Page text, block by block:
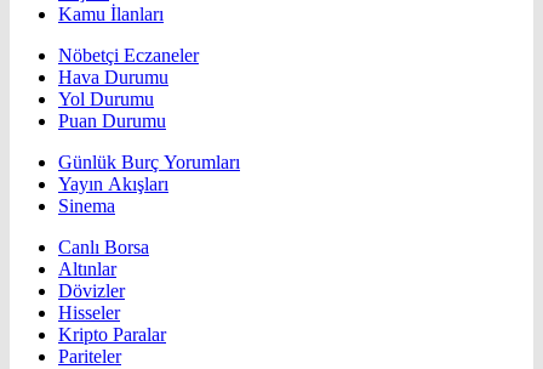
Kamu İlanları
Nöbetçi Eczaneler
Hava Durumu
Yol Durumu
Puan Durumu
Günlük Burç Yorumları
Yayın Akışları
Sinema
Canlı Borsa
Altınlar
Dövizler
Hisseler
Kripto Paralar
Pariteler